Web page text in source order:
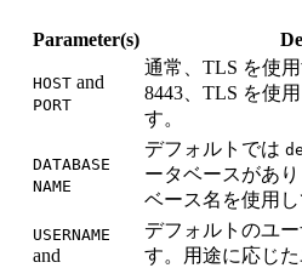
Parameter(s)
HOST and
PORT
通常、TLS を使
8443、TLS を使
す。
DATABASE
NAME
デフォルトでは
ータベースがあ
ベース名を使用し
USERNAME
and
デフォルトのユ
す。用途に応じ